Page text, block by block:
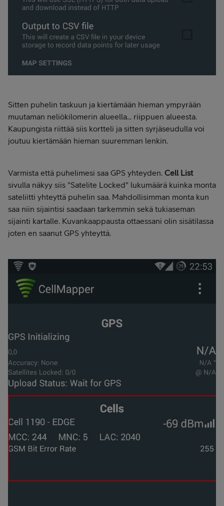
Sitten puhelin taskuun ja kiertämään hieman ympyrään
muutaman neliökilomerin alueella... riippuen alueesta.
Kaupungista riittää siis kortteli ja sitten syrjäseudulla voi
joutuu kiertämään hieman suuremman lenkin.
Varmista että puhelimesi saa GPS yhteyden. Cell List
sivulla näkyy siis "Satelite Locked" lukumäärä kuinka monta
sateliitti yhteyttä puhelin saa. Mahdollisimman monta kun
saa niin sijaintisi saadaan tarkemmin sekä tukiaseman
sijainti kartalle. Kuvankaappausta ottaessani olin sisätilassa
joten en saanut GPS yhteyttä.